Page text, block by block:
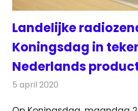
Landelijke
Koningsdag in
Nederlands
5 april 2020